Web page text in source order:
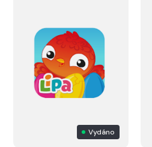
Vydáno